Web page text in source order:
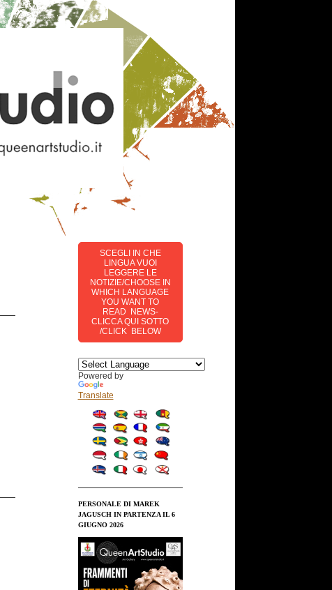
SCEGLI IN CHE
LINGUA VUOI
LEGGERE LE
NOTIZIE/CHOOSE IN
WHICH LANGUAGE
YOU WANT TO
READ NEWS-
CLICCA QUI SOTTO
/CLICK BELOW
Powered by
Translate
PERSONALE DI MAREK
JAGUSCH IN PARTENZA IL 6
GIUGNO 2026